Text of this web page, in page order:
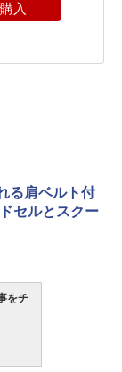
入
る肩ベルト付
セルとスクー
をチ